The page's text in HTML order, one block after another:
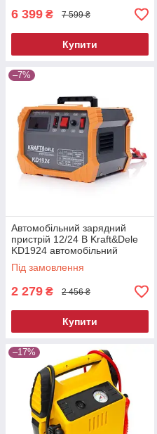
6 399 ₴ 7 599 ₴
Купити
–7%
Автомобільний зарядний
пристрій 12/24 В Kraft&Dele
KD1924 автомобільний
зарядний пристрій
Під замовлення
2 279 ₴ 2 456 ₴
Купити
–17%